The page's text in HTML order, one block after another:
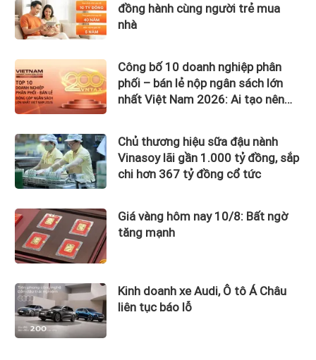
đồng hành cùng người trẻ mua
nhà
Công bố 10 doanh nghiệp phân
phối – bán lẻ nộp ngân sách lớn
nhất Việt Nam 2026: Ai tạo nên
Chủ thương hiệu sữa đậu nành
Vinasoy lãi gần 1.000 tỷ đồng, sắp
chi hơn 367 tỷ đồng cổ tức
Giá vàng hôm nay 10/8: Bất ngờ
tăng mạnh
Kinh doanh xe Audi, Ô tô Á Châu
liên tục báo lỗ